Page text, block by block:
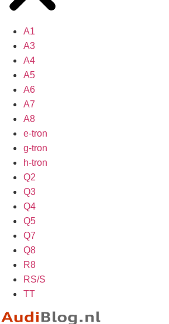
A1
A3
A4
A5
A6
A7
A8
e-tron
g-tron
h-tron
Q2
Q3
Q4
Q5
Q7
Q8
R8
RS/S
TT